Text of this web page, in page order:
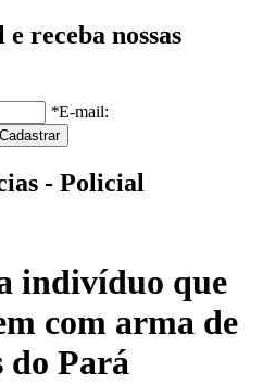
receba nossas
*E-mail:
- Policial
indivíduo que
com arma de
do Pará